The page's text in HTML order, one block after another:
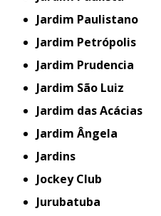
Jardim Paulistano
Jardim Petrópolis
Jardim Prudencia
Jardim São Luiz
Jardim das Acácias
Jardim Ângela
Jardins
Jockey Club
Jurubatuba